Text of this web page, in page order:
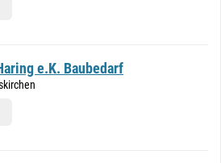
e.K. Baubedarf